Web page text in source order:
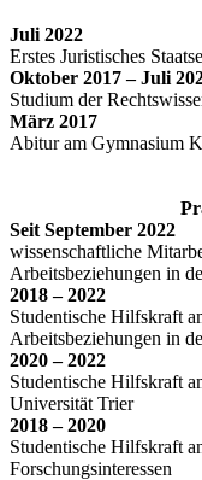
Juli 2022
Erstes Juristisches
Oktober 2017 – Juli
Studium der
März 2017
Abitur am Gymnasium
Seit September 2022
wissenschaftliche
Arbeitsbeziehungen in
2018 – 2022
Studentische Hilfskraft
Arbeitsbeziehungen in
2020 – 2022
Studentische Hilfskraft
Universität Trier
2018 – 2020
Studentische Hilfskraft
Forschungsinteressen